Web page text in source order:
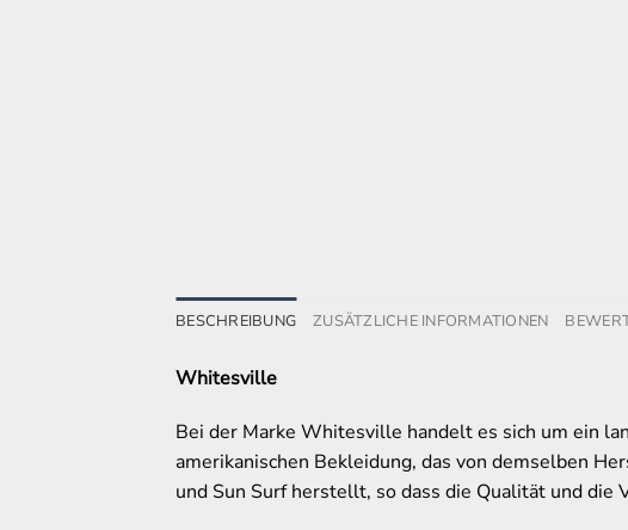
BESCHREIBUNG ZUSÄTZLICHE INFORMATIONEN
Whitesville
Bei der Marke Whitesville handelt es sich um ein
amerikanischen Bekleidung, das von demselben
und Sun Surf herstellt, so dass die Qualität und